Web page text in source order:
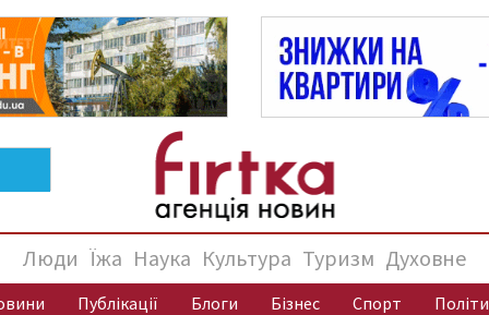
Люди Їжа Наука Культура Туризм Духовне
Публікації Блоги Бізнес Спорт